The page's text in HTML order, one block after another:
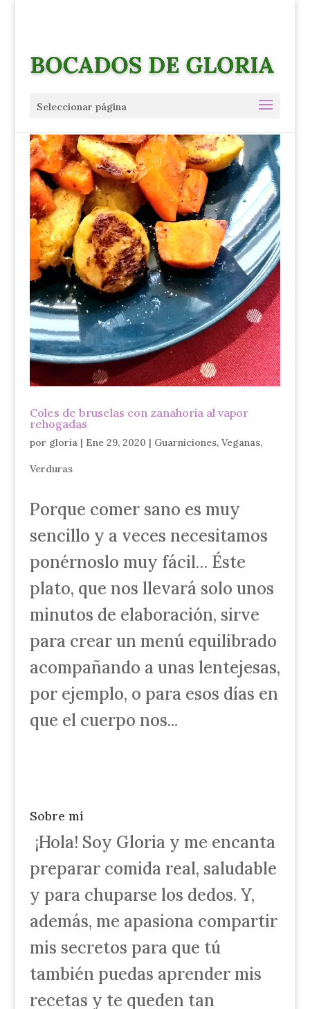
Seleccionar página
Coles de bruselas con zanahoria al vapor
rehogadas
por gloria| Ene 29, 2020 | Guarniciones, Veganas,
Verduras
Porque comer sano es muy
sencillo y a veces necesitamos
ponérnoslo muy fácil… Éste
plato, que nos llevará solo unos
minutos de elaboración, sirve
para crear un menú equilibrado
acompañando a unas lentejesas,
por ejemplo, o para esos días en
que el cuerpo nos...
Sobre mí
¡Hola! Soy Gloria y me encanta
preparar comida real, saludable
y para chuparse los dedos. Y,
además, me apasiona compartir
mis secretos para que tú
también puedas aprender mis
recetas y te queden tan